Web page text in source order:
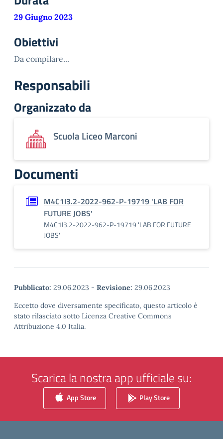
29 Giugno 2023
Obiettivi
Da compilare...
Responsabili
Organizzato da
Scuola Liceo Marconi
Documenti
M4C1I3.2-2022-962-P-19719 'LAB FOR
FUTURE JOBS'
M4C1I3.2-2022-962-P-19719 'LAB FOR FUTURE
JOBS'
Pubblicato: 29.06.2023 - Revisione: 29.06.2023
Eccetto dove diversamente specificato, questo articolo è
stato rilasciato sotto Licenza Creative Commons
Attribuzione 4.0 Italia.
Scarica la nostra app ufficiale su:
App Store Play Store